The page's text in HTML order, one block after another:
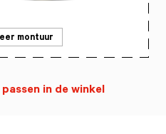
montuur
in de winkel